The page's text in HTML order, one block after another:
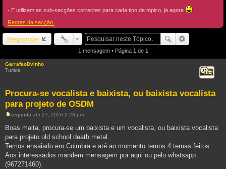
- E utilizem as sub-secções correctas para cada tipo de tópico, já agora
Regras da secção.
Responder
1 mensagem • Página 1 de 1
GarrafaoDvinho
Turista
Procura-se vocalista e baixista, ou baixista vocalista
para projeto de OSDM
Citar
n
s
g
e
m
segunda abr 27, 2026 2:23 pm
Boas malta, procura-se um baixista e um vocalista, ou baixista vocalista
para projeto old school death metal.
Temos ensaiado em Coimbra e até ao momento temos 4 temas feitos.
Aos interessados mandem mensagem por aqui ou pelo whatsapp
(967271460).